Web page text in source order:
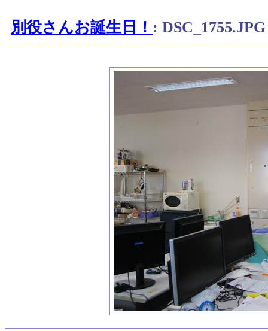
別役さんお誕生日！ : DSC_1755.JPG